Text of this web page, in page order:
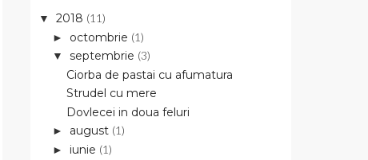
▼ 2018 (11)
► octombrie (1)
▼ septembrie (3)
Ciorba de pastai cu afumatura
Strudel cu mere
Dovlecei in doua feluri
► august (1)
► iunie (1)